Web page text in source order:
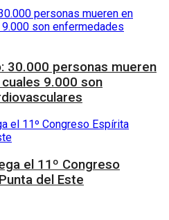
30.000 personas mueren
9.000 son
el 11º Congreso
del Este